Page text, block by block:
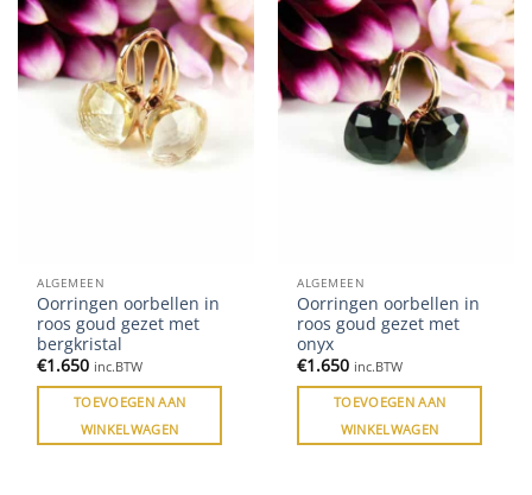
ALGEMEEN
Oorringen oorbellen in
roos goud gezet met
bergkristal
€1.650 inc.BTW
TOEVOEGEN AAN
WINKELWAGEN
ALGEMEEN
Oorringen oorbellen in
roos goud gezet met
onyx
€1.650 inc.BTW
TOEVOEGEN AAN
WINKELWAGEN